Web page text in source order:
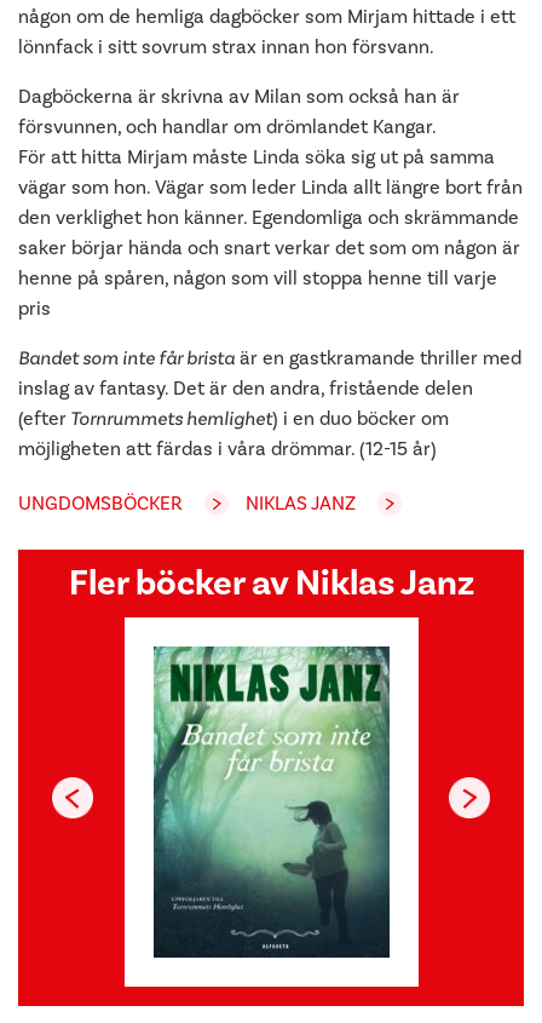
någon om de hemliga dagböcker som Mirjam hittade i ett
lönnfack i sitt sovrum strax innan hon försvann.
Dagböckerna är skrivna av Milan som också han är
försvunnen, och handlar om drömlandet Kangar.
För att hitta Mirjam måste Linda söka sig ut på samma
vägar som hon. Vägar som leder Linda allt längre bort från
den verklighet hon känner. Egendomliga och skrämmande
saker börjar hända och snart verkar det som om någon är
henne på spåren, någon som vill stoppa henne till varje
pris
Bandet som inte får brista är en gastkramande thriller med
inslag av fantasy. Det är den andra, fristående delen
(efter Tornrummets hemlighet) i en duo böcker om
möjligheten att färdas i våra drömmar. (12-15 år)
UNGDOMSBÖCKER NIKLAS JANZ
Fler böcker av Niklas Janz